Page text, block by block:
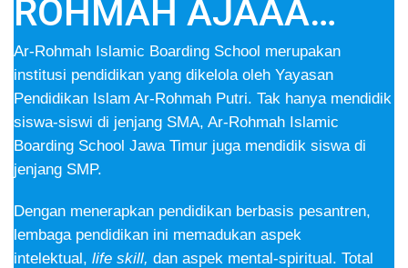
ROHMAH AJAAA…
Ar-Rohmah Islamic Boarding School merupakan
institusi pendidikan yang dikelola oleh Yayasan
Pendidikan Islam Ar-Rohmah Putri. Tak hanya mendidik
siswa-siswi di jenjang SMA, Ar-Rohmah Islamic
Boarding School Jawa Timur juga mendidik siswa di
jenjang SMP.
Dengan menerapkan pendidikan berbasis pesantren,
lembaga pendidikan ini memadukan aspek
intelektual, life skill, dan aspek mental-spiritual. Total